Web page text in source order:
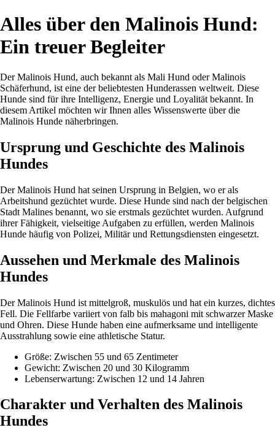
Alles über den Malinois Hund:
Ein treuer Begleiter
Der Malinois Hund, auch bekannt als Mali Hund oder Malinois
Schäferhund, ist eine der beliebtesten Hunderassen weltweit. Diese
Hunde sind für ihre Intelligenz, Energie und Loyalität bekannt. In
diesem Artikel möchten wir Ihnen alles Wissenswerte über die
Malinois Hunde näherbringen.
Ursprung und Geschichte des Malinois
Hundes
Der Malinois Hund hat seinen Ursprung in Belgien, wo er als
Arbeitshund gezüchtet wurde. Diese Hunde sind nach der belgischen
Stadt Malines benannt, wo sie erstmals gezüchtet wurden. Aufgrund
ihrer Fähigkeit, vielseitige Aufgaben zu erfüllen, werden Malinois
Hunde häufig von Polizei, Militär und Rettungsdiensten eingesetzt.
Aussehen und Merkmale des Malinois
Hundes
Der Malinois Hund ist mittelgroß, muskulös und hat ein kurzes, dichtes
Fell. Die Fellfarbe variiert von falb bis mahagoni mit schwarzer Maske
und Ohren. Diese Hunde haben eine aufmerksame und intelligente
Ausstrahlung sowie eine athletische Statur.
Größe: Zwischen 55 und 65 Zentimeter
Gewicht: Zwischen 20 und 30 Kilogramm
Lebenserwartung: Zwischen 12 und 14 Jahren
Charakter und Verhalten des Malinois
Hundes